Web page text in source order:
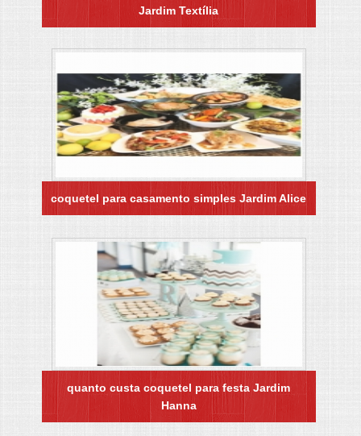
Jardim Textília
coquetel para casamento simples Jardim Alice
quanto custa coquetel para festa Jardim
Hanna